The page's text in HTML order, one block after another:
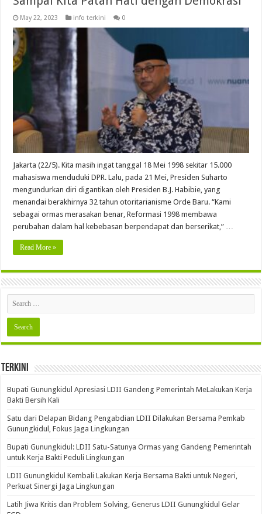
May 22, 2023 info terkini 0
Jakarta (22/5). Kita masih ingat tanggal 18 Mei 1998 sekitar 15.000
mahasiswa menduduki DPR. Lalu, pada 21 Mei, Presiden Suharto
mengundurkan diri digantikan oleh Presiden B.J. Habibie, yang
menandai berakhirnya 32 tahun otoritarianisme Orde Baru. “Kami
sebagai ormas merasakan benar, Reformasi 1998 membawa
perubahan dalam hal kebebasan berpendapat dan berserikat,” …
Read More »
Terkini
Bupati Gunungkidul Apresiasi LDII Gandeng Pemerintah MeLakukan Kerja
Bakti Bersih Kali ‎
Satu dari Delapan Bidang Pengabdian LDII Dilakukan Bersama Pemkab
Gunungkidul, Fokus Jaga Lingkungan
Bupati Gunungkidul: LDII Satu-Satunya Ormas yang Gandeng Pemerintah
untuk Kerja Bakti Peduli Lingkungan
LDII Gunungkidul Kembali Lakukan Kerja Bersama Bakti untuk Negeri,
Perkuat Sinergi Jaga Lingkungan
Latih Jiwa Kritis dan Problem Solving, Generus LDII Gunungkidul Gelar